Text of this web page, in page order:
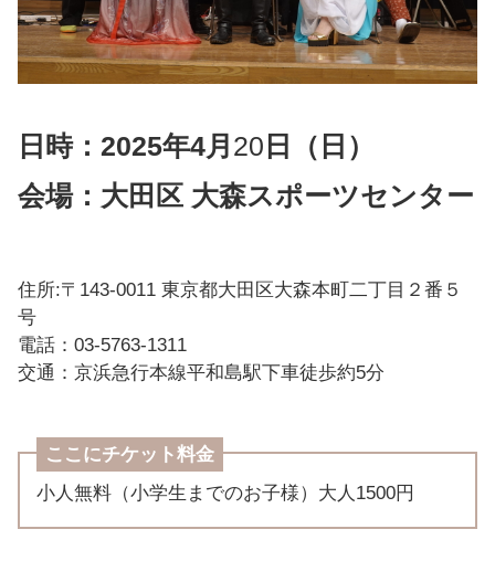
日時：2025年4月 20 日（日）
会場：大田区 大森スポーツセンター
住所:〒143-0011 東京都大田区大森本町二丁目２番５
号
電話：03-5763-1311
交通：京浜急行本線平和島駅下車徒歩約5分
ここにチケット料金
小人無料（小学生までのお子様）大人1500円